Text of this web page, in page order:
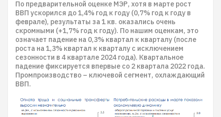
По предварительной оценке МЭР, хотя в марте рост
ВВП ускорился до 1,4% год к году (0,7% год к году в
феврале), результаты за 1 кв. оказались очень
скромными (+1,7% год к году). По нашим оценкам, это
означает падение на 0,3% квартал к кварталу (после
роста на 1,3% квартал к кварталу с исключением
сезонности в 4 квартале 2024 года). Квартальное
падение фиксируется впервые со 2 квартала 2022 года.
Промпроизводство – ключевой сегмент, охлаждающий
ВВП.